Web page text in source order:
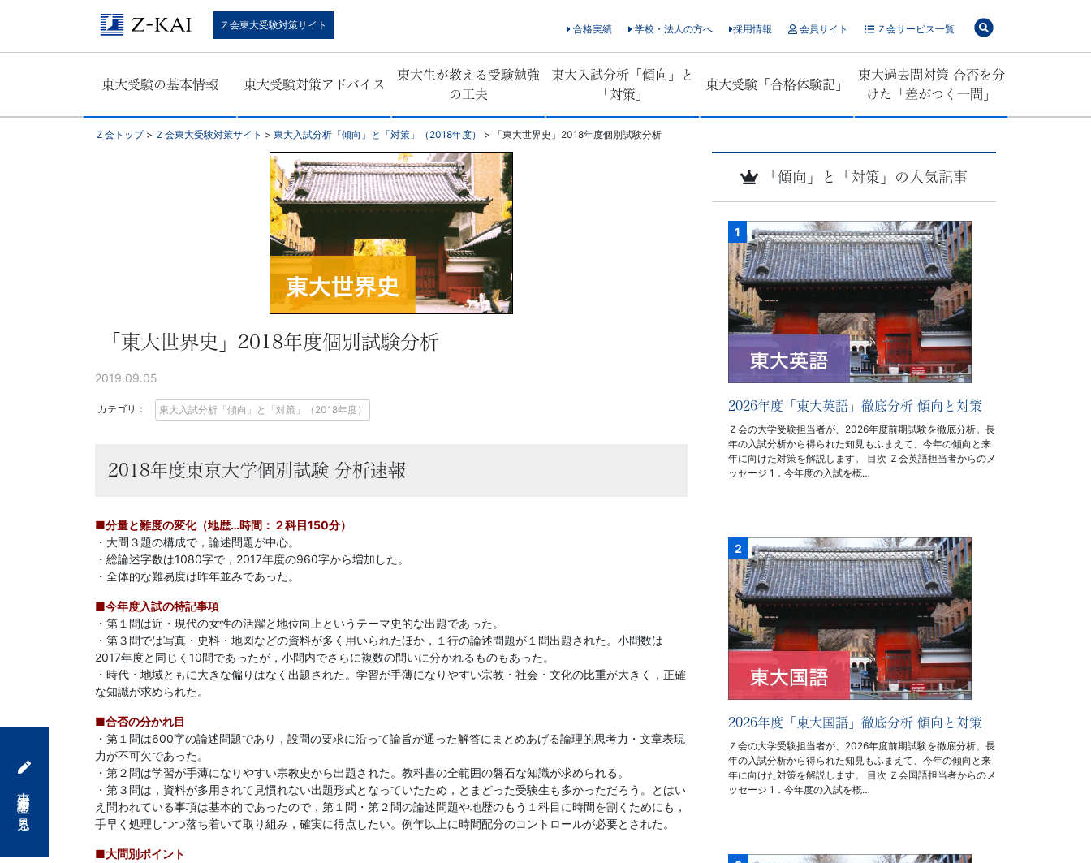
大
の
「合
格
直
Ｚ会東大受験対策サイト 合格実績 学校・法人の方へ 採用情報 会員サイト Ｚ会サービス一覧
東大受験の基本情報 東大受験対策アドバイス
東大生が教える受験勉強
の工夫
東大入試分析「傾向」と
「対策」
東大受験「合格体験記」
東大過去問対策 合否を分
けた「差がつく一問」
Ｚ会トップ> Ｚ会東大受験対策サイト > 東大入試分析「傾向」と「対策」（2018年度） > 「東大世界史」2018年度個別試験分析
「東大世界史」2018年度個別試験分析
2019.09.05
カテゴリ： 東大入試分析「傾向」と「対策」（2018年度）
2018年度東京大学個別試験 分析速報
■分量と難度の変化（地歴…時間：２科目150分）
・大問３題の構成で，論述問題が中心。
・総論述字数は1080字で，2017年度の960字から増加した。
・全体的な難易度は昨年並みであった。
■今年度入試の特記事項
・第１問は近・現代の女性の活躍と地位向上というテーマ史的な出題であった。
・第３問では写真・史料・地図などの資料が多く用いられたほか，１行の論述問題が１問出題された。小問数は
2017年度と同じく10問であったが，小問内でさらに複数の問いに分かれるものもあった。
・時代・地域ともに大きな偏りはなく出題された。学習が手薄になりやすい宗教・社会・文化の比重が大きく，正確
な知識が求められた。
■合否の分かれ目
・第１問は600字の論述問題であり，設問の要求に沿って論旨が通った解答にまとめあげる論理的思考力・文章表現
力が不可欠であった。
・第２問は学習が手薄になりやすい宗教史から出題された。教科書の全範囲の磐石な知識が求められる。
・第３問は，資料が多用されて見慣れない出題形式となっていたため，とまどった受験生も多かっただろう。とはい
え問われている事項は基本的であったので，第１問・第２問の論述問題や地歴のもう１科目に時間を割くためにも，
手早く処理しつつ落ち着いて取り組み，確実に得点したい。例年以上に時間配分のコントロールが必要とされた。
■大問別ポイント
「傾向」と「対策」の人気記事
2026年度「東大英語」徹底分析 傾向と対策
Ｚ会の大学受験担当者が、2026年度前期試験を徹底分析。長
年の入試分析から得られた知見もふまえて、今年の傾向と来
年に向けた対策を解説します。 目次 Ｚ会英語担当者からのメ
ッセージ 1．今年度の入試を概…
2026年度「東大国語」徹底分析 傾向と対策
Ｚ会の大学受験担当者が、2026年度前期試験を徹底分析。長
年の入試分析から得られた知見もふまえて、今年の傾向と来
年に向けた対策を解説します。 目次 Ｚ会国語担当者からのメ
ッセージ 1．今年度の入試を概…
東大対策講座を見る